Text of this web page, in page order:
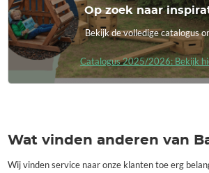
Op zoek naar
Bekijk de volledige catalogus
Catalogus 2025/2026: Bekijk
Wat vinden anderen van
Wij vinden service naar onze klanten toe erg